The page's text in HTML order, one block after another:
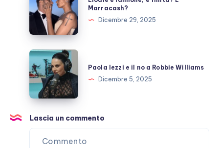
Pausini?
e
Iannone,
finita?
E
Marracash?
Marracash?
Dicembre 29, 2025
Paola
Iezzi
e
il
no
a
Robbie
Williams
Paola Iezzi e il no a Robbie Williams
Dicembre 5, 2025
Lascia un commento